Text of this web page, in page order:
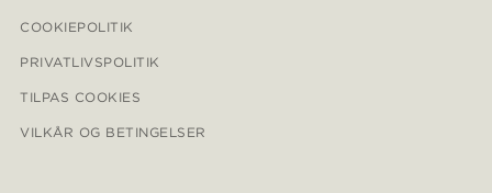
COOKIEPOLITIK
PRIVATLIVSPOLITIK
TILPAS COOKIES
VILKÅR OG BETINGELSER